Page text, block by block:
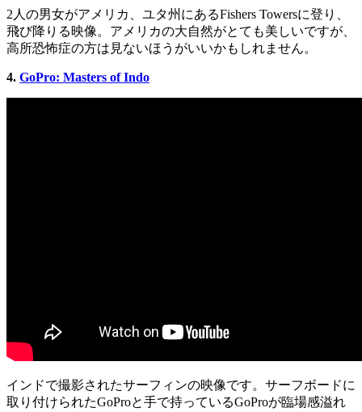
2人の男女がアメリカ、ユタ州にあるFishers Towersに登り、
飛び降りる映像。アメリカの大自然がとても美しいですが、
高所恐怖症の方は見ないほうがいいかもしれません。
4. GoPro: Masters of Indo
インドで撮影されたサーフィンの映像です。サーフボードに
取り付けられたGoProと手で持っているGoProが臨場感溢れ